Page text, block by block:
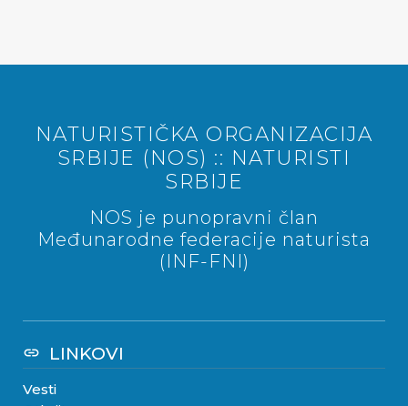
NATURISTIČKA ORGANIZACIJA
SRBIJE (NOS) :: NATURISTI
SRBIJE
NOS je punopravni član
Međunarodne federacije naturista
(INF-FNI)
link LINKOVI
Vesti